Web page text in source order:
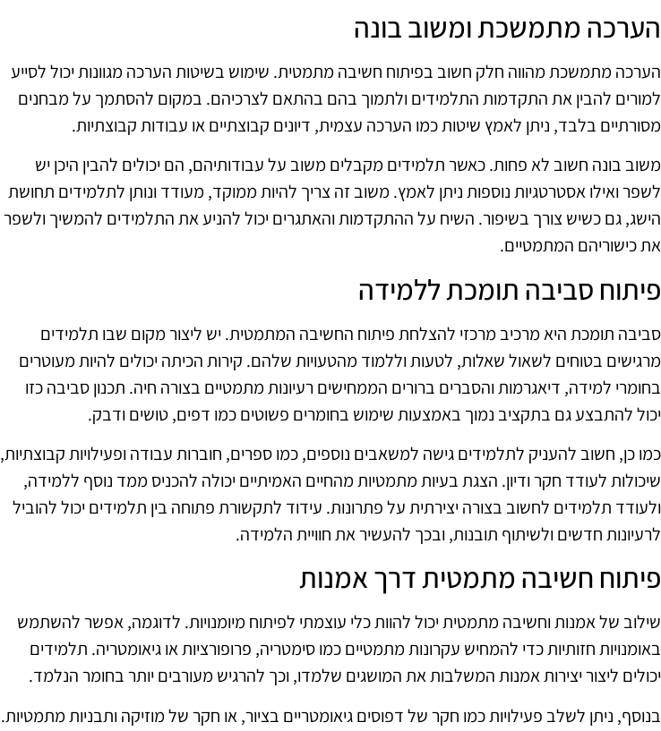
הערכה מתמשכת ומשוב בונה
הערכה מתמשכת מהווה חלק חשוב בפיתוח חשיבה מתמטית. שימוש בשיטות הערכה מגוונות יכול לסייע
למורים להבין את התקדמות התלמידים ולתמוך בהם בהתאם לצרכיהם. במקום להסתמך על מבחנים
מסורתיים בלבד, ניתן לאמץ שיטות כמו הערכה עצמית, דיונים קבוצתיים או עבודות קבוצתיות.
משוב בונה חשוב לא פחות. כאשר תלמידים מקבלים משוב על עבודותיהם, הם יכולים להבין היכן יש
לשפר ואילו אסטרטגיות נוספות ניתן לאמץ. משוב זה צריך להיות ממוקד, מעודד ונותן לתלמידים תחושת
הישג, גם כשיש צורך בשיפור. השיח על ההתקדמות והאתגרים יכול להניע את התלמידים להמשיך ולשפר
את כישוריהם המתמטיים.
פיתוח סביבה תומכת ללמידה
סביבה תומכת היא מרכיב מרכזי להצלחת פיתוח החשיבה המתמטית. יש ליצור מקום שבו תלמידים
מרגישים בטוחים לשאול שאלות, לטעות וללמוד מהטעויות שלהם. קירות הכיתה יכולים להיות מעוטרים
בחומרי למידה, דיאגרמות והסברים ברורים הממחישים רעיונות מתמטיים בצורה חיה. תכנון סביבה כזו
יכול להתבצע גם בתקציב נמוך באמצעות שימוש בחומרים פשוטים כמו דפים, טושים ודבק.
כמו כן, חשוב להעניק לתלמידים גישה למשאבים נוספים, כמו ספרים, חוברות עבודה ופעילויות קבוצתיות,
שיכולות לעודד חקר ודיון. הצגת בעיות מתמטיות מהחיים האמיתיים יכולה להכניס ממד נוסף ללמידה,
ולעודד תלמידים לחשוב בצורה יצירתית על פתרונות. עידוד לתקשורת פתוחה בין תלמידים יכול להוביל
לרעיונות חדשים ולשיתוף תובנות, ובכך להעשיר את חוויית הלמידה.
פיתוח חשיבה מתמטית דרך אמנות
שילוב של אמנות וחשיבה מתמטית יכול להוות כלי עוצמתי לפיתוח מיומנויות. לדוגמה, אפשר להשתמש
באומנויות חזותיות כדי להמחיש עקרונות מתמטיים כמו סימטריה, פרופורציות או גיאומטריה. תלמידים
יכולים ליצור יצירות אמנות המשלבות את המושגים שלמדו, וכך להרגיש מעורבים יותר בחומר הנלמד.
בנוסף, ניתן לשלב פעילויות כמו חקר של דפוסים גיאומטריים בציור, או חקר של מוזיקה ותבניות מתמטיות.